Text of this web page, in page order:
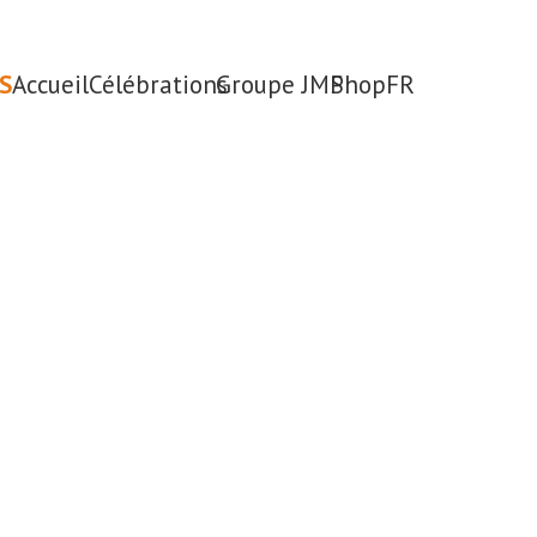
AccueilCélébrationsGroupe JMPShopFR